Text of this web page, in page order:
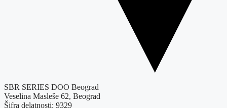
SBR SERIES DOO Beograd
Veselina Masleše 62, Beograd
Šifra delatnosti: 9329